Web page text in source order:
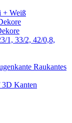
+ Weiß
1, 33/2, 42/0,8,
Raukantes
3D Kanten